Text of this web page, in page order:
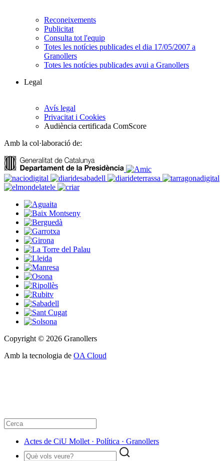
Reconeixements
Publicitat
Consulta tot l'equip
Totes les notícies publicades el dia 17/05/2007 a
Granollers
Totes les notícies publicades avui a Granollers
Legal
Avís legal
Privacitat i Cookies
Audiència certificada ComScore
Amb la col·laboració de:
Copyright © 2026 Granollers
Amb la tecnologia de OA Cloud
Actes de CiU Mollet · Política · Granollers